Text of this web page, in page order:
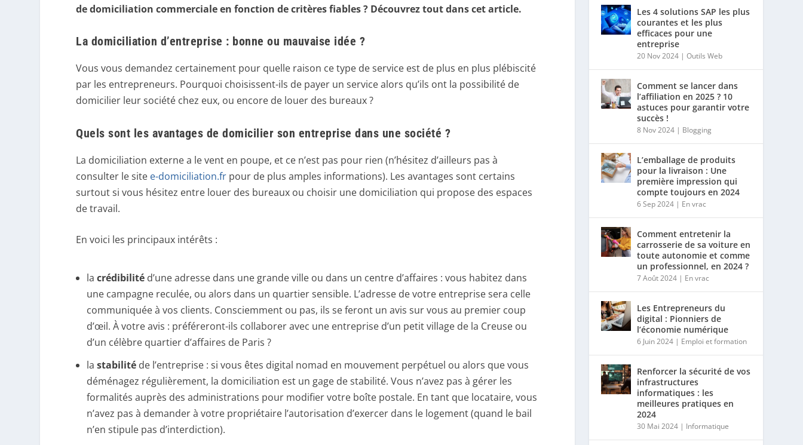
de domiciliation commerciale en fonction de critères fiables ? Découvrez tout dans cet article.
La domiciliation d’entreprise : bonne ou mauvaise idée ?
Vous vous demandez certainement pour quelle raison ce type de service est de plus en plus plébiscité
par les entrepreneurs. Pourquoi choisissent-ils de payer un service alors qu’ils ont la possibilité de
domicilier leur société chez eux, ou encore de louer des bureaux ?
Quels sont les avantages de domicilier son entreprise dans une société ?
La domiciliation externe a le vent en poupe, et ce n’est pas pour rien (n’hésitez d’ailleurs pas à
consulter le site e-domiciliation.fr pour de plus amples informations). Les avantages sont certains
surtout si vous hésitez entre louer des bureaux ou choisir une domiciliation qui propose des espaces
de travail.
En voici les principaux intérêts :
lacrédibilité d’une adresse dans une grande ville ou dans un centre d’affaires : vous habitez dans
une campagne reculée, ou alors dans un quartier sensible. L’adresse de votre entreprise sera celle
communiquée à vos clients. Consciemment ou pas, ils se feront un avis sur vous au premier coup
d’œil. À votre avis : préféreront-ils collaborer avec une entreprise d’un petit village de la Creuse ou
d’un célèbre quartier d’affaires de Paris ?
lastabilité de l’entreprise : si vous êtes digital nomad en mouvement perpétuel ou alors que vous
déménagez régulièrement, la domiciliation est un gage de stabilité. Vous n’avez pas à gérer les
formalités auprès des administrations pour modifier votre boîte postale. En tant que locataire, vous
n’avez pas à demander à votre propriétaire l’autorisation d’exercer dans le logement (quand le bail
n’en stipule pas d’interdiction).
Les 4 solutions SAP les plus
courantes et les plus
efficaces pour une
entreprise
20 Nov 2024 |Outils Web
Comment se lancer dans
l’affiliation en 2025 ? 10
astuces pour garantir votre
succès !
8 Nov 2024 | Blogging
L’emballage de produits
pour la livraison : Une
première impression qui
compte toujours en 2024
6 Sep 2024 | En vrac
Comment entretenir la
carrosserie de sa voiture en
toute autonomie et comme
un professionnel, en 2024 ?
7 Août 2024 | En vrac
Les Entrepreneurs du
digital : Pionniers de
l’économie numérique
6 Juin 2024 | Emploi et formation
Renforcer la sécurité de vos
infrastructures
informatiques : les
meilleures pratiques en
2024
30 Mai 2024 | Informatique